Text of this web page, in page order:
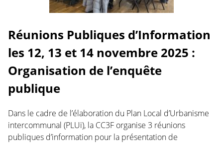
Réunions Publiques d’Information
les 12, 13 et 14 novembre 2025 :
Organisation de l’enquête
publique
Dans le cadre de l’élaboration du Plan Local d’Urbanisme
intercommunal (PLUi), la CC3F organise 3 réunions
publiques d’information pour la présentation de